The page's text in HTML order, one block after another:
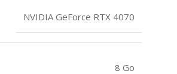
NVIDIA GeForce RTX 4070
8 Go